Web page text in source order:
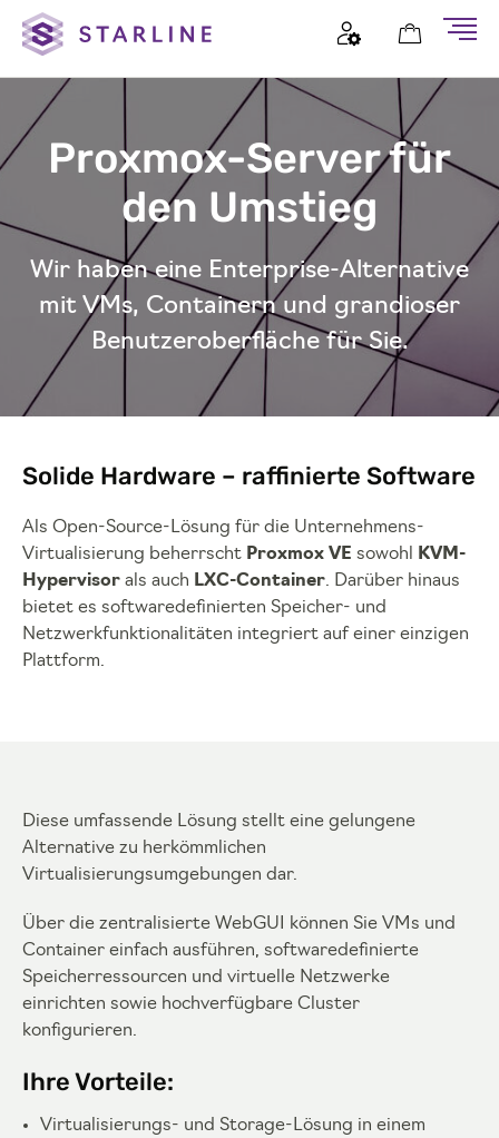
Proxmox-Server für
den Umstieg
Wir haben eine Enterprise-Alternative
mit VMs, Containern und grandioser
Benutzeroberfläche für Sie.
Solide Hardware – raffinierte Software
Als Open-Source-Lösung für die Unternehmens-
Virtualisierung beherrscht Proxmox VE sowohl
KVM-
Hypervisor als auch LXC-Container. Darüber hinaus
bietet es softwaredefinierten Speicher- und
Netzwerkfunktionalitäten integriert auf einer einzigen
Plattform.
Diese umfassende Lösung stellt eine gelungene
Alternative zu herkömmlichen
Virtualisierungsumgebungen dar.
Über die zentralisierte WebGUI können Sie VMs und
Container einfach ausführen, softwaredefinierte
Speicherressourcen und virtuelle Netzwerke
einrichten sowie hochverfügbare Cluster
konfigurieren.
Ihre Vorteile:
Virtualisierungs- und Storage-Lösung in einem